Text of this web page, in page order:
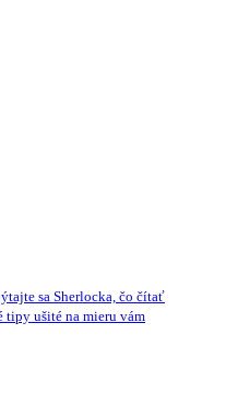
sa Sherlocka, čo čítať
tipy ušité na mieru vám